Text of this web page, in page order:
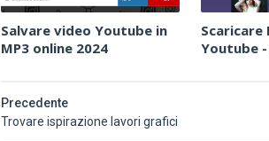
Salvare video Youtube in
MP3 online 2024
Scaricare
Youtube -
Precedente
Trovare ispirazione lavori grafici